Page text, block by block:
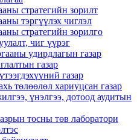
стратегийн зорилт
тэргүүлэх чиглэл
стратегийн зорилго
чиг үүрэг
удирдлагын газар
газар
газар
төлөөлөл хариуцсан газар
үнэлгээ, дотоод аудитын
тосны төв лаборатори